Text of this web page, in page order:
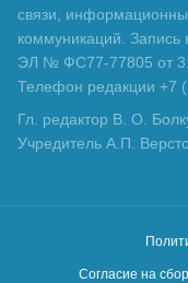
связи,
коммуникаций. Запись
ЭЛ № ФС77-77805 от
Телефон редакции +7
Гл. редактор В. О.
Учредитель А.П.
Согласие на